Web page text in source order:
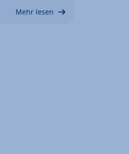
Mehr lesen